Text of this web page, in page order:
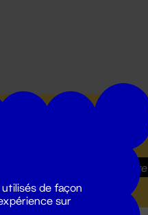
S'inscrire
de façon
sur